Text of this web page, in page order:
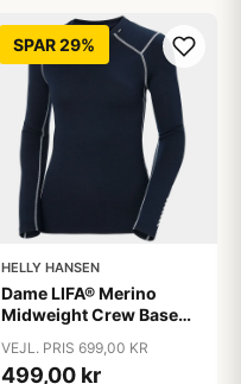
SPAR 29%
HELLY HANSEN
Dame LIFA® Merino
Midweight Crew Base
VEJL. PRIS 699,00 KR
499,00 kr